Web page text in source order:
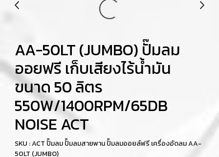
AA-50LT (JUMBO) ปั๊มลม
ออยฟรี เก็บเสียงไร้น้ำมัน
ขนาด 50 ลิตร
550W/1400RPM/65DB
NOISE ACT
SKU : ACT ปั๊มลม ปั๊มลมสายพาน ปั๊มลมออยล์ฟรี เครื่องอัดลม AA-
50LT (JUMBO)